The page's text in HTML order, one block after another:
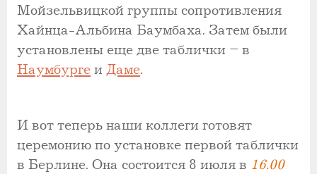
Мойзельвицкой группы сопротивления
Хайнца-Альбина Баумбаха. Затем были
установлены еще две таблички – в
Наумбурге и Даме.
И вот теперь наши коллеги готовят
церемонию по установке первой таблички
в Берлине. Она состоится 8 июля в 16.00